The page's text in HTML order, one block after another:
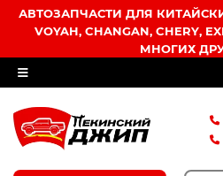
АВТОЗАПЧАСТИ ДЛЯ
VOYAH, CHANGAN, CHERY,
МНОГИХ